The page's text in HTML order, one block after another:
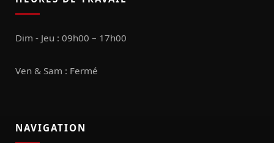
Dim - Jeu : 09h00 – 17h00
Ven & Sam : Fermé
NAVIGATION